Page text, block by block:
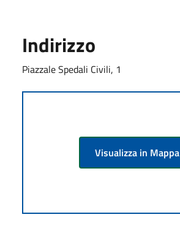
Indirizzo
Piazzale Spedali Civili, 1
Visualizza in Mappa